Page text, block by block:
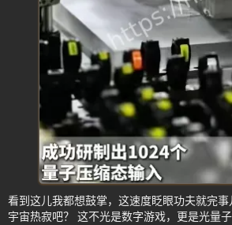
看到这儿我都想鼓掌，这速度眨眼功夫就完事
宇宙热寂吧？ 这不光是数字游戏，更是光量